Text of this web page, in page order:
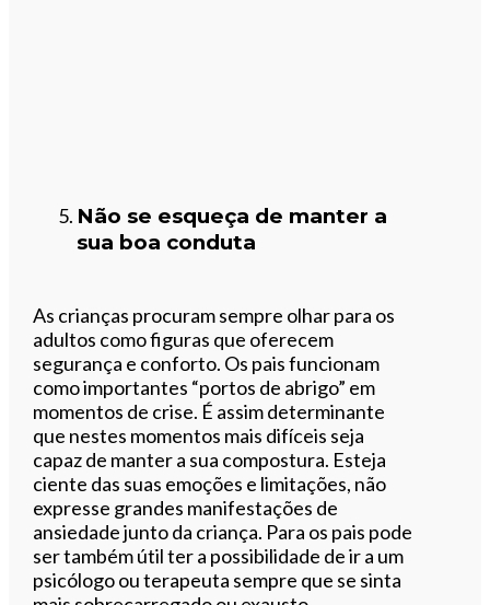
Não se esqueça de manter a
sua boa conduta
As crianças procuram sempre olhar para os
adultos como figuras que oferecem
segurança e conforto. Os pais funcionam
como importantes “portos de abrigo” em
momentos de crise. É assim determinante
que nestes momentos mais difíceis seja
capaz de manter a sua compostura. Esteja
ciente das suas emoções e limitações, não
expresse grandes manifestações de
ansiedade junto da criança. Para os pais pode
ser também útil ter a possibilidade de ir a um
psicólogo ou terapeuta sempre que se sinta